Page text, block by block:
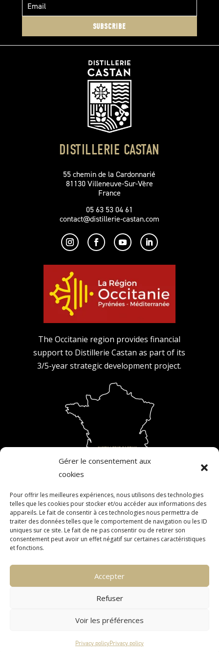
Gérer le consentement aux
cookies
Pour offrir les meilleures expériences, nous utilisons des technologies
telles que les cookies pour stocker et/ou accéder aux informations des
appareils. Le fait de consentir à ces technologies nous permettra de
traiter des données telles que le comportement de navigation ou les ID
uniques sur ce site. Le fait de ne pas consentir ou de retirer son
consentement peut avoir un effet négatif sur certaines caractéristiques
et fonctions.
Accepter
Refuser
Voir les préférences
Privacy policyPrivacy policy
SUBSCRIBE
DISTILLERIE CASTAN
55 chemin de la Cardonnarié
81130 Villeneuve-Sur-Vère
France
05 63 53 04 61
contact@distillerie-castan.com
The Occitanie region provides financial
support to Distillerie Castan as part of its
3/5-year strategic development project.
ALCOHOL ABUSE IS DANGEROUS FOR YOUR HEALTH.
CONSUME IN MODERATION. THE SALE OF ALCOHOL TO
MINORS IS FORBIDDEN. ALCOHOL MUST NOT BE CONSUMED
CONTACT
TERMS AND CONDITIONS
TERMS OF DELIVERY